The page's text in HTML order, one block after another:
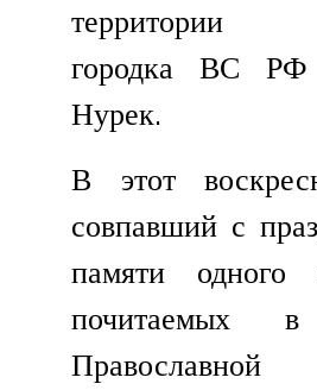
территории
городка ВС РФ
Нурек.
В этот
совпавший с
памяти
почитаемых